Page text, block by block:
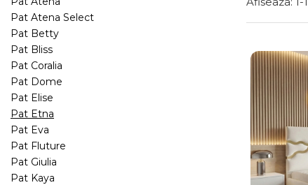
Pat Atena Select
Pat Betty
Pat Bliss
Pat Coralia
Pat Dome
Pat Elise
Pat Etna
Pat Eva
Pat Fluture
Pat Giulia
Pat Kaya